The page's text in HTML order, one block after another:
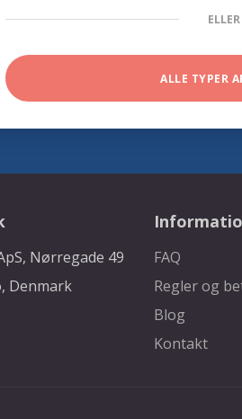
ELLER
ALLE TYPER
Nørregade 49
Denmark
FAQ
Regler og
Blog
Kontakt